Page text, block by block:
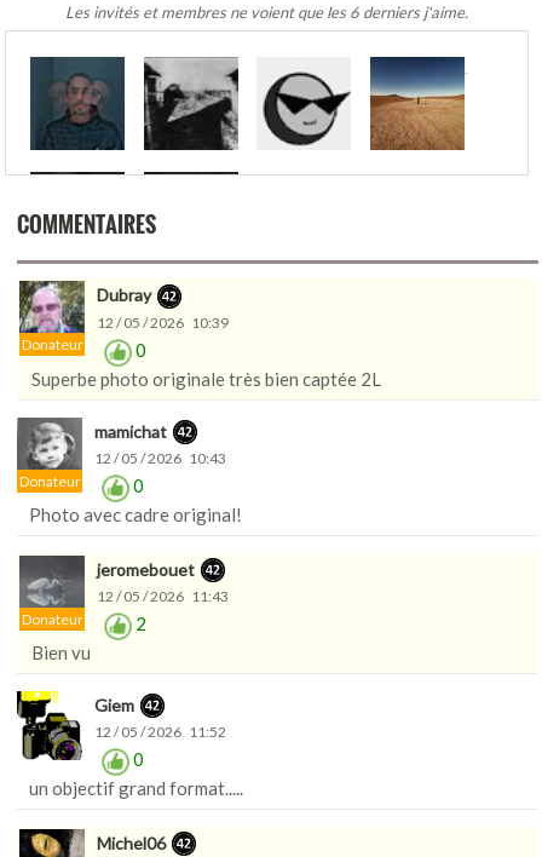
Les invités et membres ne voient que les 6 derniers j'aime.
COMMENTAIRES
Donateur
Dubray
12 / 05 / 2026 10:39
0
Superbe photo originale très bien captée 2L
Donateur
mamichat
12 / 05 / 2026 10:43
0
Photo avec cadre original!
Donateur
jeromebouet
12 / 05 / 2026 11:43
2
Bien vu
Giem
12 / 05 / 2026 11:52
0
un objectif grand format.....
Michel06